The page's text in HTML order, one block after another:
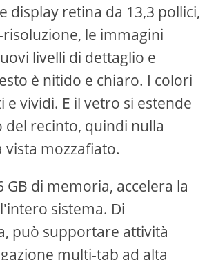
display retina da 13,3 pollici,
le immagini
livelli di dettaglio e
è nitido e chiaro. I colori
e vividi. E il vetro si estende
recinto, quindi nulla
vista mozzafiato.
GB di memoria, accelera la
sistema. Di
può supportare attività
multi-tab ad alta